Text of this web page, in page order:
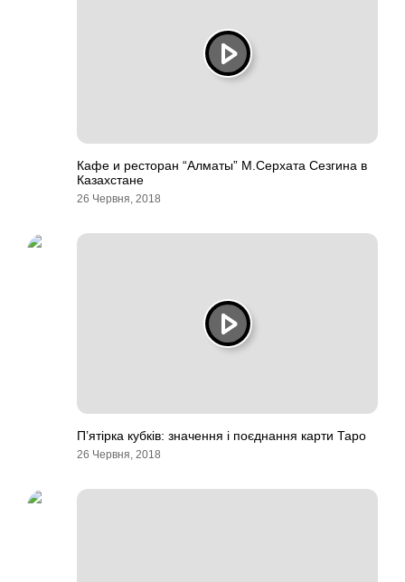
Кафе и ресторан “Алматы” М.Серхата Сезгина в
Казахстане
26 Червня, 2018
П’ятірка кубків: значення і поєднання карти Таро
26 Червня, 2018